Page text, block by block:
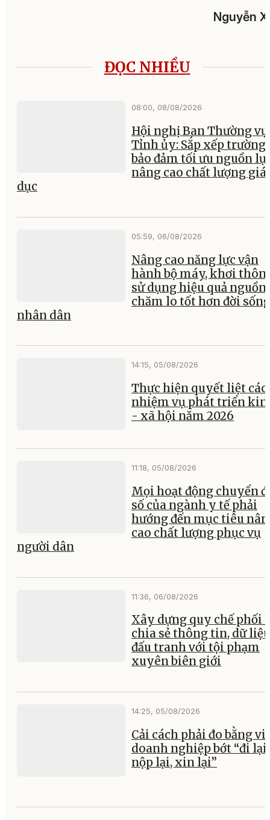
Nguyễn
ĐỌC NHIỀU
08:00, 08/08/2026
Hội nghị Ban Thường vụ
Tỉnh ủy: Sắp xếp trường
bảo đảm tối ưu nguồn
nâng cao chất lượng
dục
05:59, 06/08/2026
Nâng cao năng lực vận
hành bộ máy, khơi
sử dụng hiệu quả nguồn
chăm lo tốt hơn đời sống
nhân dân
14:15, 05/08/2026
Thực hiện quyết liệt các
nhiệm vụ phát triển
- xã hội năm 2026
11:18, 05/08/2026
Mọi hoạt động chuyển
số của ngành y tế phải
hướng đến mục tiêu
cao chất lượng phục vụ
người dân
11:36, 06/08/2026
Xây dựng quy chế phối
chia sẻ thông tin, dữ liệu
đấu tranh với tội phạm
xuyên biên giới
14:25, 05/08/2026
Cải cách phải đo bằng
doanh nghiệp bớt “đi lại,
nộp lại, xin lại”